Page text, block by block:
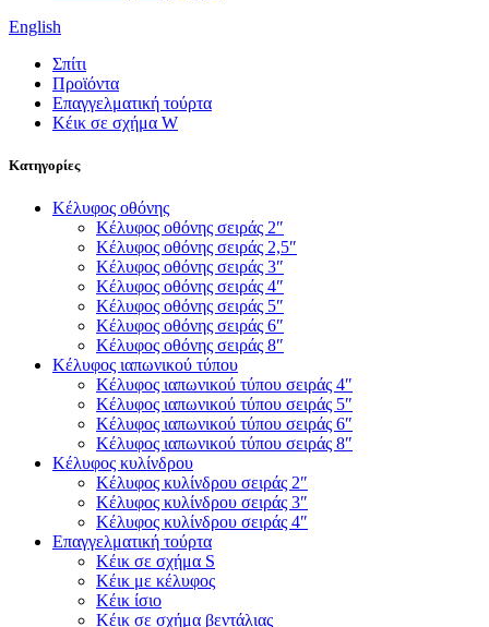
English
Σπίτι
Προϊόντα
Επαγγελματική τούρτα
Κέικ σε σχήμα W
Κατηγορίες
Κέλυφος οθόνης
Κέλυφος οθόνης σειράς 2″
Κέλυφος οθόνης σειράς 2,5″
Κέλυφος οθόνης σειράς 3″
Κέλυφος οθόνης σειράς 4″
Κέλυφος οθόνης σειράς 5″
Κέλυφος οθόνης σειράς 6″
Κέλυφος οθόνης σειράς 8″
Κέλυφος ιαπωνικού τύπου
Κέλυφος ιαπωνικού τύπου σειράς 4″
Κέλυφος ιαπωνικού τύπου σειράς 5″
Κέλυφος ιαπωνικού τύπου σειράς 6″
Κέλυφος ιαπωνικού τύπου σειράς 8″
Κέλυφος κυλίνδρου
Κέλυφος κυλίνδρου σειράς 2″
Κέλυφος κυλίνδρου σειράς 3″
Κέλυφος κυλίνδρου σειράς 4″
Επαγγελματική τούρτα
Κέικ σε σχήμα S
Κέικ με κέλυφος
Κέικ ίσιο
Κέικ σε σχήμα βεντάλιας